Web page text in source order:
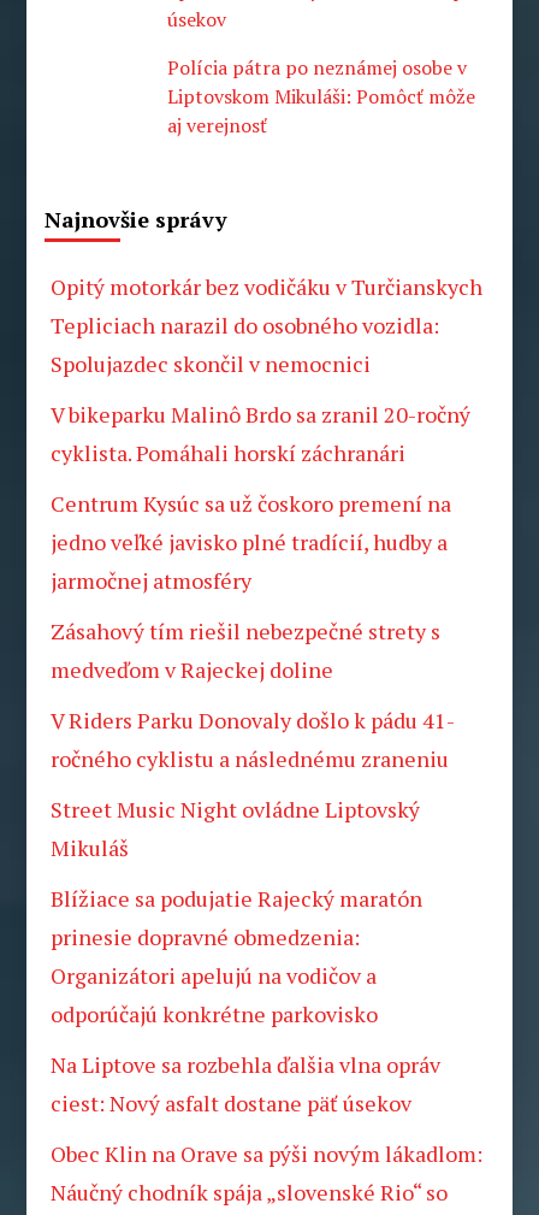
úsekov
Polícia pátra po neznámej osobe v
Liptovskom Mikuláši: Pomôcť môže
aj verejnosť
Najnovšie správy
Opitý motorkár bez vodičáku v Turčianskych
Tepliciach narazil do osobného vozidla:
Spolujazdec skončil v nemocnici
V bikeparku Malinô Brdo sa zranil 20-ročný
cyklista. Pomáhali horskí záchranári
Centrum Kysúc sa už čoskoro premení na
jedno veľké javisko plné tradícií, hudby a
jarmočnej atmosféry
Zásahový tím riešil nebezpečné strety s
medveďom v Rajeckej doline
V Riders Parku Donovaly došlo k pádu 41-
ročného cyklistu a následnému zraneniu
Street Music Night ovládne Liptovský
Mikuláš
Blížiace sa podujatie Rajecký maratón
prinesie dopravné obmedzenia:
Organizátori apelujú na vodičov a
odporúčajú konkrétne parkovisko
Na Liptove sa rozbehla ďalšia vlna opráv
ciest: Nový asfalt dostane päť úsekov
Obec Klin na Orave sa pýši novým lákadlom:
Náučný chodník spája „slovenské Rio“ so